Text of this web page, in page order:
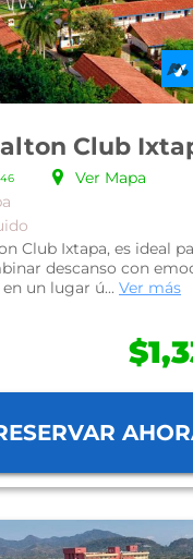
Club
46
Ver Mapa
Club Ixtapa, es ideal
descanso con
un lugar ú... Ver más